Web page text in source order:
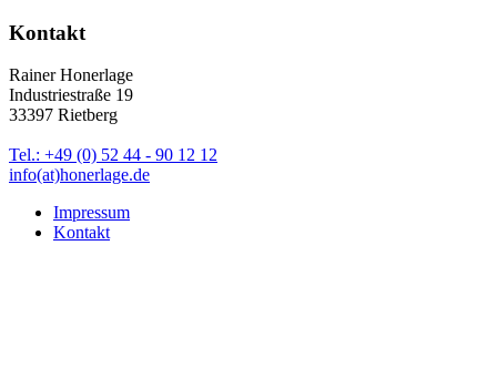
Kontakt
Rainer Honerlage
Industriestraße 19
33397 Rietberg
Tel.: +49 (0) 52 44 - 90 12 12
info(at)honerlage.de
Impressum
Kontakt